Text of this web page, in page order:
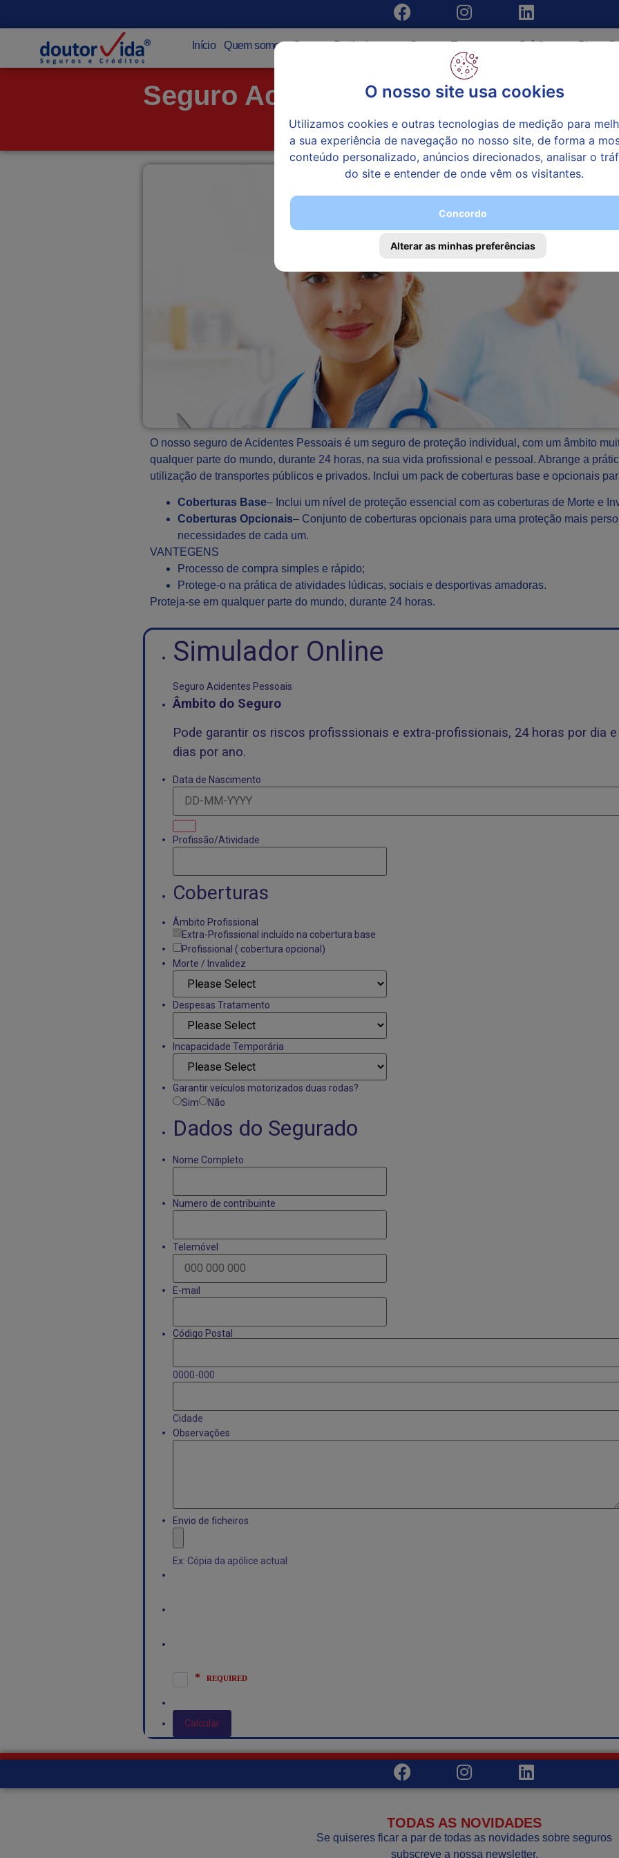
O nosso site usa cookies
Utilizamos cookies e outras tecnologias de medição para
a sua experiência de navegação no nosso site, de forma a
conteúdo personalizado, anúncios direcionados, analisar o
do site e entender de onde vêm os visitantes.
Concordo
Alterar as minhas preferências
Início Quem somos Seguros Particulares Seguros Empresas Créditos Blog
Seguro Acidentes Pessoais
O nosso seguro de Acidentes Pessoais é um seguro de proteção individual, com um âmbito
qualquer parte do mundo, durante 24 horas, na sua vida profissional e pessoal. Abrange a
utilização de transportes públicos e privados. Inclui um pack de coberturas base e opcionais
Coberturas Base– Inclui um nível de proteção essencial com as coberturas de Morte e
Coberturas Opcionais– Conjunto de coberturas opcionais para uma proteção mais
necessidades de cada um.
VANTEGENS
Processo de compra simples e rápido;
Protege-o na prática de atividades lúdicas, sociais e desportivas amadoras.
Proteja-se em qualquer parte do mundo, durante 24 horas.
Simulador Online
Seguro Acidentes Pessoais
Âmbito do Seguro
Pode garantir os riscos profisssionais e extra-profissionais, 24 horas por dia
dias por ano.
Data de Nascimento
Profissão/Atividade
Coberturas
Âmbito Profissional
Extra-Profissional incluído na cobertura base
Profissional ( cobertura opcional)
Morte / Invalidez
Despesas Tratamento
Incapacidade Temporária
Garantir veículos motorizados duas rodas?
Sim
Não
Dados do Segurado
Nome Completo
Numero de contribuinte
Telemóvel
E-mail
Código Postal
0000-000
Cidade
Observações
Envio de ficheiros
Ex: Cópia da apólice actual
Calcular
TODAS AS NOVIDADES
Se quiseres ficar a par de todas as novidades sobre seguros
subscreve a nossa newsletter.